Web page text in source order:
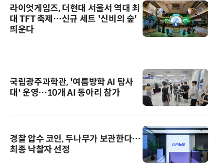
라이엇게임즈, 더현대 서울서 역대 최
대 TFT 축제…신규 세트 '신비의 숲'
띄운다
국립광주과학관, '여름방학 AI 탐사
대' 운영…10개 AI 동아리 참가
경찰 압수 코인, 두나무가 보관한다…
최종 낙찰자 선정